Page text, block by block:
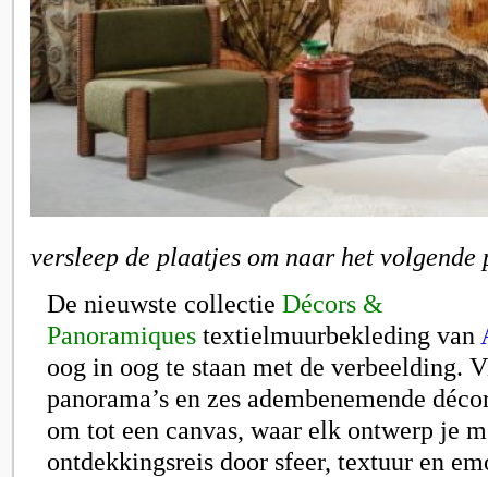
versleep de plaatjes om naar het
De nieuwste collectie Décors &
Panoramiques textielmuurbekleding van
oog in oog te staan met de verbeelding.
panorama’s en zes adembenemende
om tot een canvas, waar elk ontwerp je
ontdekkingsreis door sfeer, textuur en